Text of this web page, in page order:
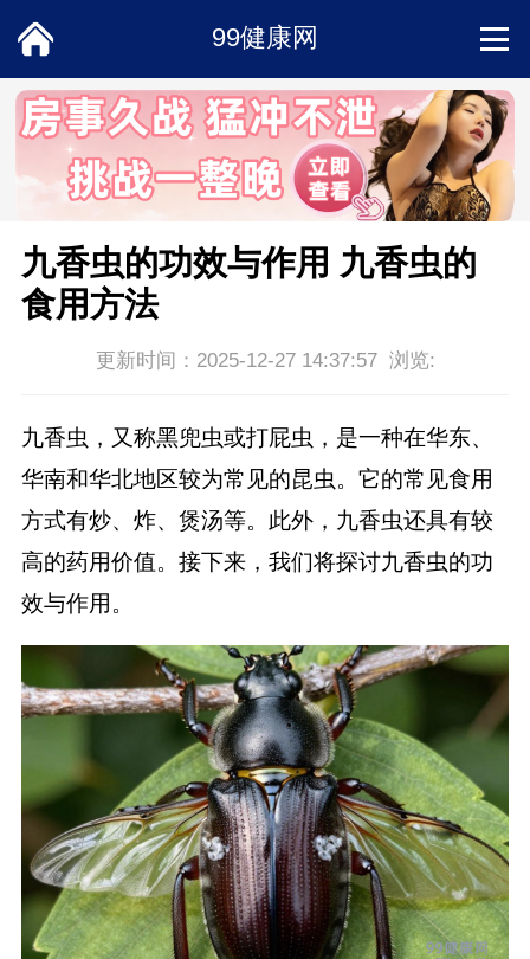
99健康网
首页
饮食
中医
女性
两性
商城
健康问答
九香虫的功效与作用 九香虫的
食用方法
更新时间：2025-12-27 14:37:57 浏览:
九香虫，又称黑兜虫或打屁虫，是一种在华东、
华南和华北地区较为常见的昆虫。它的常见食用
方式有炒、炸、煲汤等。此外，九香虫还具有较
高的药用价值。接下来，我们将探讨九香虫的功
效与作用。